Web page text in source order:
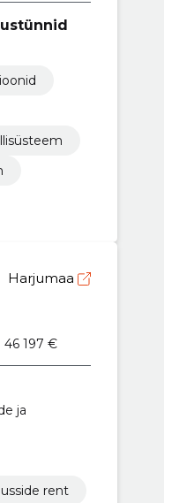
Harjumaa
46 197 €
ja
rent